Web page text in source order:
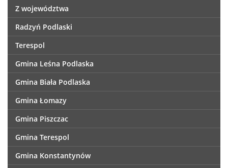
Z województwa
Radzyń Podlaski
Terespol
Gmina Leśna Podlaska
Gmina Biała Podlaska
Gmina Łomazy
Gmina Piszczac
Gmina Terespol
Gmina Konstantynów